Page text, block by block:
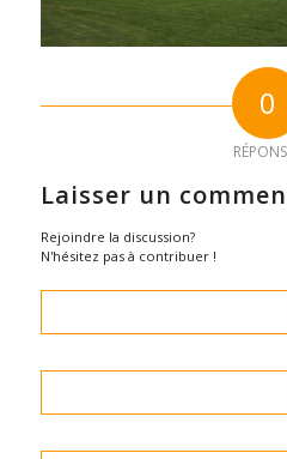
0
Laisser un
Rejoindre la discussion?
N'hésitez pas à contribuer !